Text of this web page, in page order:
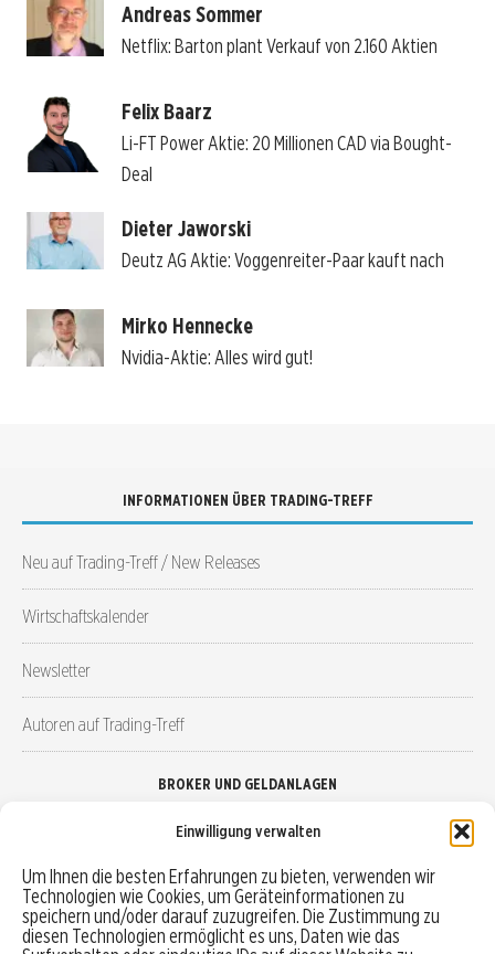
Einwilligung verwalten
Um Ihnen die besten Erfahrungen zu bieten, verwenden wir
Technologien wie Cookies, um Geräteinformationen zu
speichern und/oder darauf zuzugreifen. Die Zustimmung zu
diesen Technologien ermöglicht es uns, Daten wie das
Andreas Sommer
Netflix: Barton plant Verkauf von 2.160 Aktien
Felix Baarz
Li-FT Power Aktie: 20 Millionen CAD via Bought-
Deal
Dieter Jaworski
Deutz AG Aktie: Voggenreiter-Paar kauft nach
Mirko Hennecke
Nvidia-Aktie: Alles wird gut!
INFORMATIONEN ÜBER TRADING-TREFF
Neu auf Trading-Treff / New Releases
Wirtschaftskalender
Newsletter
Autoren auf Trading-Treff
BROKER UND GELDANLAGEN
Robo-Advisor vergleichen